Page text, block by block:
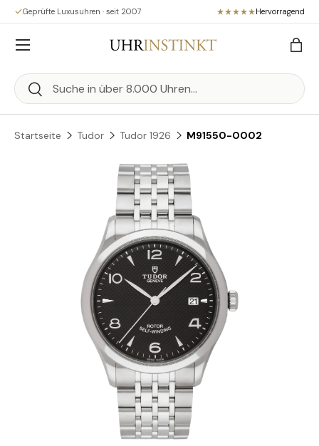
Direkt zum Inhalt
Geprüfte Luxusuhren · seit 2007 Hervorragend
Suchen
Suchen
Menü
Startseite Tudor Tudor 1926 M91550-0002
Zu Produktinformationen springen